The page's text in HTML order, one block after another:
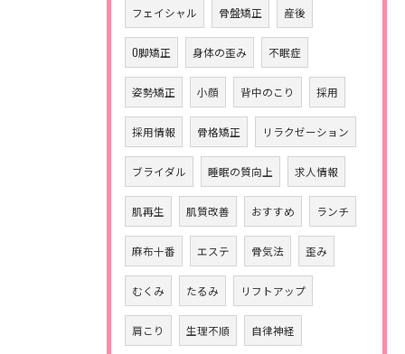
フェイシャル 骨盤矯正 産後
O脚矯正 身体の歪み 不眠症
姿勢矯正 小顔 背中のこり 採用
採用情報 骨格矯正 リラクゼーション
ブライダル 睡眠の質向上 求人情報
肌再生 肌質改善 おすすめ ランチ
麻布十番 エステ 骨気法 歪み
むくみ たるみ リフトアップ
肩こり 生理不順 自律神経